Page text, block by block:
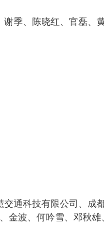
季、陈晓红、官磊、
通科技有限公司、成
金波、何吟雪、邓秋雄